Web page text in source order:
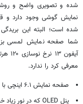
شده و تصویری واضح و
نمایش گوشی وجود دارد و
شما صفحه نمایش لمسی
معرفی کرد را ندارد.
صفحه نمایش ۶.۱ اینچی با وضوح ۲۵۳۲ در ۱۱۷۰
پنل OLED که در نور زیاد خوب عمل می‌کند